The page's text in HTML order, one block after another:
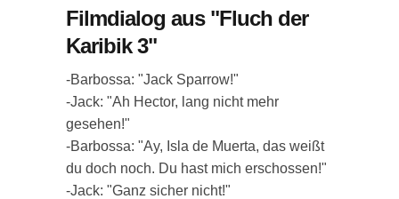
Filmdialog aus "Fluch der
Karibik 3"
-Barbossa: "Jack Sparrow!"
-Jack: "Ah Hector, lang nicht mehr
gesehen!"
-Barbossa: "Ay, Isla de Muerta, das weißt
du doch noch. Du hast mich erschossen!"
-Jack: "Ganz sicher nicht!"